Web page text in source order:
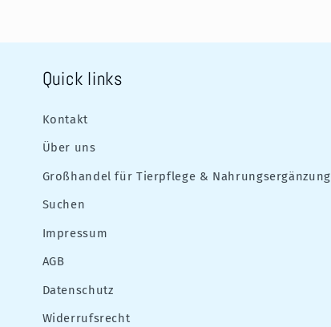
Quick links
Kontakt
Über uns
Großhandel für Tierpflege & Nahrungsergänzung
Suchen
Impressum
AGB
Datenschutz
Widerrufsrecht